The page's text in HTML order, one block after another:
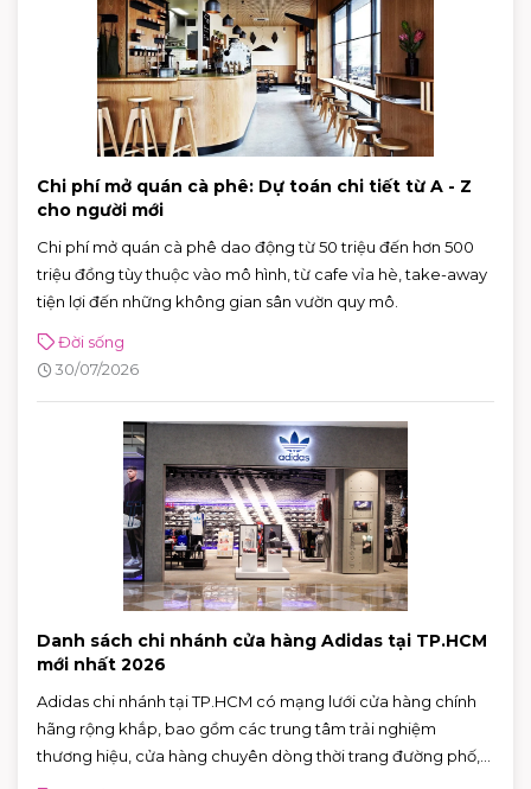
Chi phí mở quán cà phê: Dự toán chi tiết từ A - Z
cho người mới
Chi phí mở quán cà phê dao động từ 50 triệu đến hơn 500
triệu đồng tùy thuộc vào mô hình, từ cafe vỉa hè, take-away
tiện lợi đến những không gian sân vườn quy mô.
Đời sống
30/07/2026
Danh sách chi nhánh cửa hàng Adidas tại TP.HCM
mới nhất 2026
Adidas chi nhánh tại TP.HCM có mạng lưới cửa hàng chính
hãng rộng khắp, bao gồm các trung tâm trải nghiệm
thương hiệu, cửa hàng chuyên dòng thời trang đường phố,